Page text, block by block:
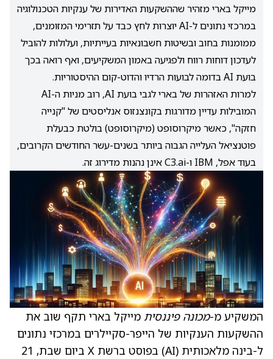
מייקל בארי מזהיר שההשקעות האדירות של ענקיות הטכנולוגיה
במרכזי נתונים ל-AI יוצרות לחץ כבד על תזרימי המזומנים,
ממומנות בחוב ובשיטות חשבונאיות בעייתיות, ועלולות להוביל
לעדכון דוחות רווח ולפגיעה באמון המשקיעים, ואף רואה בכך
בועת AI בדומה לבועות הרדיו והדוט-קום ההיסטוריות.
למרות האזהרות של בארי לגבי בועת AI, רוב מניות ה-AI
המובילות עדיין מדורגות בקונצנזוס אנליסטים של "קנייה
חזקה", כאשר מיקרוסופט (מיקרוסופט) בולטת כבעלת
פוטנציאל העלייה הגבוה ביותר בשנים-עשר החודשים הקרובים,
בעוד אפל, IBM ו-C3.ai אינן נהנות מדירוג זה.
המשקיע מ-מכונה פיננסית מייקל בארי תקף שוב את
ההשקעות הענקיות של הייפר-סקיילרים במרכזי נתונים
ל-בינה מלאכותית (AI) בפוסט ברשת X ביום שבת, 21